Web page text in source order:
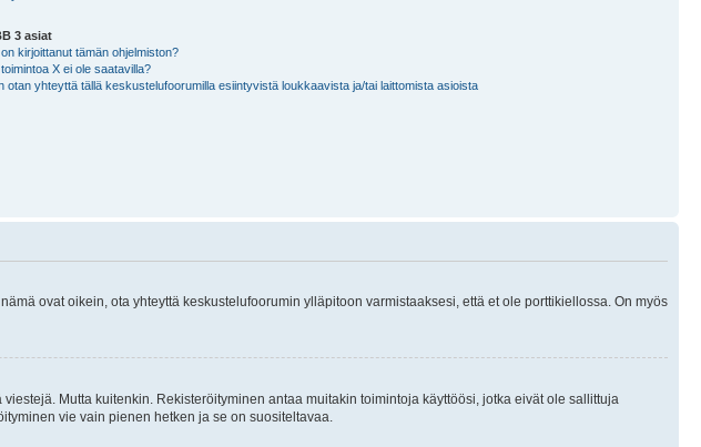
3 asiat
kirjoittanut tämän ohjelmiston?
X ei ole saatavilla?
otan yhteyttä tällä keskustelufoorumilla esiintyvistä loukkaavista ja/tai laittomista asioista
ovat oikein, ota yhteyttä keskustelufoorumin ylläpitoon varmistaaksesi, että et ole porttikiellossa. On myös
Mutta kuitenkin. Rekisteröityminen antaa muitakin toimintoja käyttöösi, jotka eivät ole sallittuja
vie vain pienen hetken ja se on suositeltavaa.